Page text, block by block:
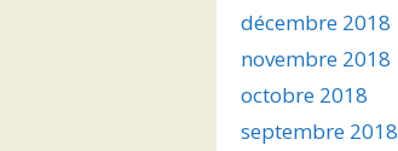
décembre 2018
novembre 2018
octobre 2018
septembre 2018